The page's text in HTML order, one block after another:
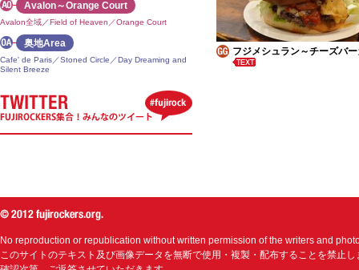
フジメシュラン～チーズバ
Avalon～Orange Court
Avalon全域／Field of Heaven／Orange Court
奥地Area
Cafe' de Paris／Stoned Circle／Day Dreaming and
Silent Breeze
No reproduction or republication without written permission of the writers and
このサイトのテキスト及び画像データを無断で使用・複製・配布することを禁止